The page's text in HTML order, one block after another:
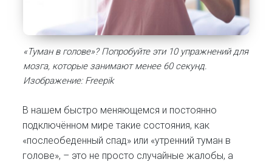
«Туман в голове»? Попробуйте эти 10 упражнений для
мозга, которые занимают менее 60 секунд.
Изображение: Freepik
В нашем быстро меняющемся и постоянно
подключённом мире такие состояния, как
«послеобеденный спад» или «утренний туман в
голове», – это не просто случайные жалобы, а